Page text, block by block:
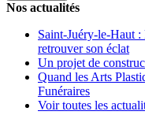
Nos actualités
Saint-Juéry-le-Haut :
retrouver son éclat
Un projet de
Quand les Arts
Funéraires
Voir toutes les